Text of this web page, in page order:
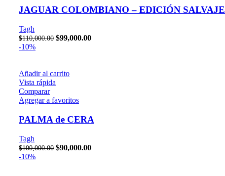
JAGUAR COLOMBIANO – EDICIÓN SALVAJE
Tagh
$110,000.00 $99,000.00
-10%
Añadir al carrito
Vista rápida
Comparar
Agregar a favoritos
PALMA de CERA
Tagh
$100,000.00 $90,000.00
-10%